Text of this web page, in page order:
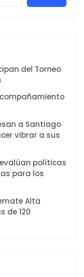
del Torneo
a Santiago
vibrar a sus
políticas
para los
Alta
de 120